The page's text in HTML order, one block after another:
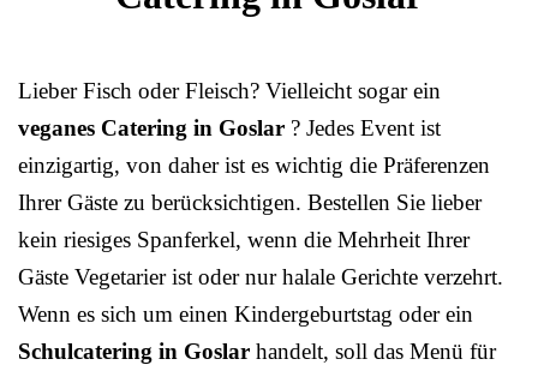
Lieber Fisch oder Fleisch? Vielleicht sogar ein
veganes Catering in Goslar ? Jedes Event ist
einzigartig, von daher ist es wichtig die Präferenzen
Ihrer Gäste zu berücksichtigen. Bestellen Sie lieber
kein riesiges Spanferkel, wenn die Mehrheit Ihrer
Gäste Vegetarier ist oder nur halale Gerichte verzehrt.
Wenn es sich um einen Kindergeburtstag oder ein
Schulcatering in Goslar handelt, soll das Menü für